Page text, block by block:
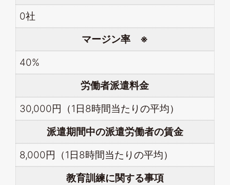
0社
マージン率 ※
40%
労働者派遣料金
30,000円（1日8時間当たりの平均）
派遣期間中の派遣労働者の賃金
8,000円（1日8時間当たりの平均）
教育訓練に関する事項